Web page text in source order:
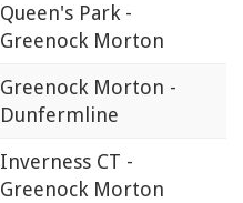
Queen's Park -
Greenock Morton
Greenock Morton -
Dunfermline
Inverness CT -
Greenock Morton